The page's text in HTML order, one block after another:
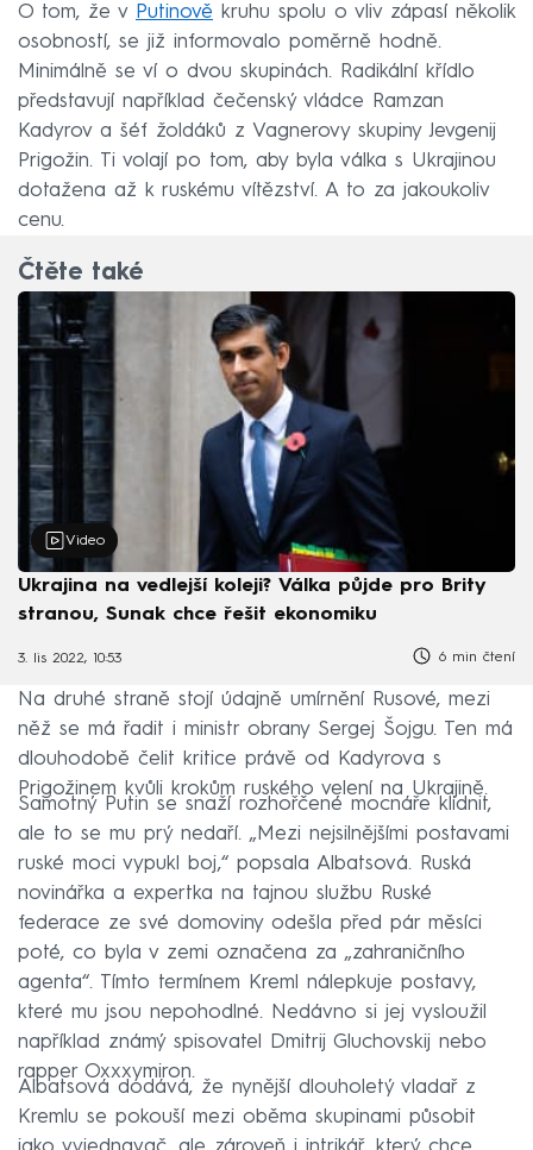
O tom, že v Putinově kruhu spolu o vliv zápasí několik
osobností, se již informovalo poměrně hodně.
Minimálně se ví o dvou skupinách. Radikální křídlo
představují například čečenský vládce Ramzan
Kadyrov a šéf žoldáků z Vagnerovy skupiny Jevgenij
Prigožin. Ti volají po tom, aby byla válka s Ukrajinou
dotažena až k ruskému vítězství. A to za jakoukoliv
cenu.
Čtěte také
Video
Ukrajina na vedlejší koleji? Válka půjde pro Brity
stranou, Sunak chce řešit ekonomiku
3. lis 2022, 10:53 6 min čtení
Na druhé straně stojí údajně umírnění Rusové, mezi
něž se má řadit i ministr obrany Sergej Šojgu. Ten má
dlouhodobě čelit kritice právě od Kadyrova s
Prigožinem kvůli krokům ruského velení na Ukrajině.
Samotný Putin se snaží rozhořčené mocnáře klidnit,
ale to se mu prý nedaří. „Mezi nejsilnějšími postavami
ruské moci vypukl boj,“ popsala Albatsová. Ruská
novinářka a expertka na tajnou službu Ruské
federace ze své domoviny odešla před pár měsíci
poté, co byla v zemi označena za „zahraničního
agenta“. Tímto termínem Kreml nálepkuje postavy,
které mu jsou nepohodlné. Nedávno si jej vysloužil
například známý spisovatel Dmitrij Gluchovskij nebo
rapper Oxxxymiron.
Albatsová dodává, že nynější dlouholetý vladař z
Kremlu se pokouší mezi oběma skupinami působit